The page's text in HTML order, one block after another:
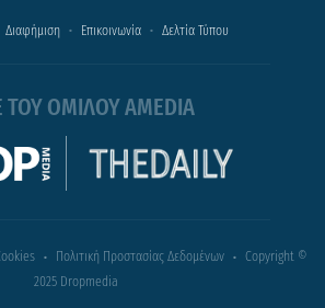
Διαφήμιση Επικοινωνία Δελτία Τύπου
ΤΟΥ ΟΜΙΛΟΥ AMEDIA
Πολιτική Προστασίας Δεδομένων
Copyright ©
2025 Dropmedia